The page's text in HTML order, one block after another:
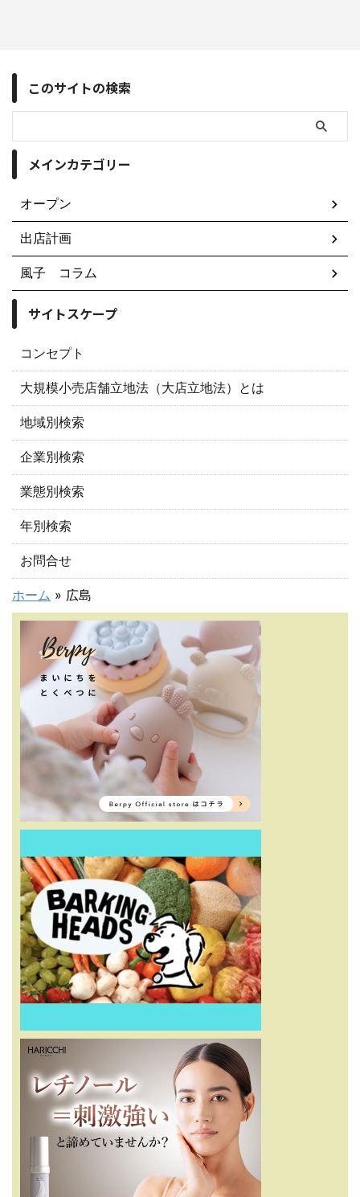
このサイトの検索
メインカテゴリー
オープン
出店計画
風子 コラム
サイトスケープ
コンセプト
大規模小売店舗立地法（大店立地法）とは
地域別検索
企業別検索
業態別検索
年別検索
お問合せ
ホーム » 広島